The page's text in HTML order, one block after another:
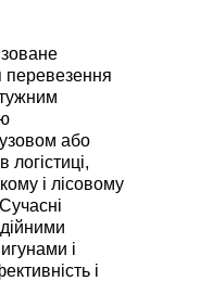
перевезення
або
і лісовому
і
і